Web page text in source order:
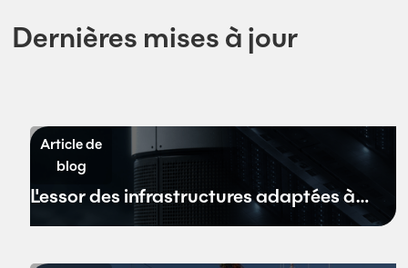
Dernières mises à jour
Article de
blog
L'essor des infrastructures adaptées à
l'environnement aquatique